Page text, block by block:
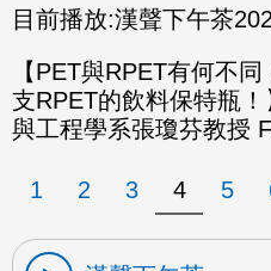
目前播放:漢聲下午茶
【PET與RPET有何不
支RPET的飲料保特瓶
與工程學系張瓊芬教授
1 2 3 4 5